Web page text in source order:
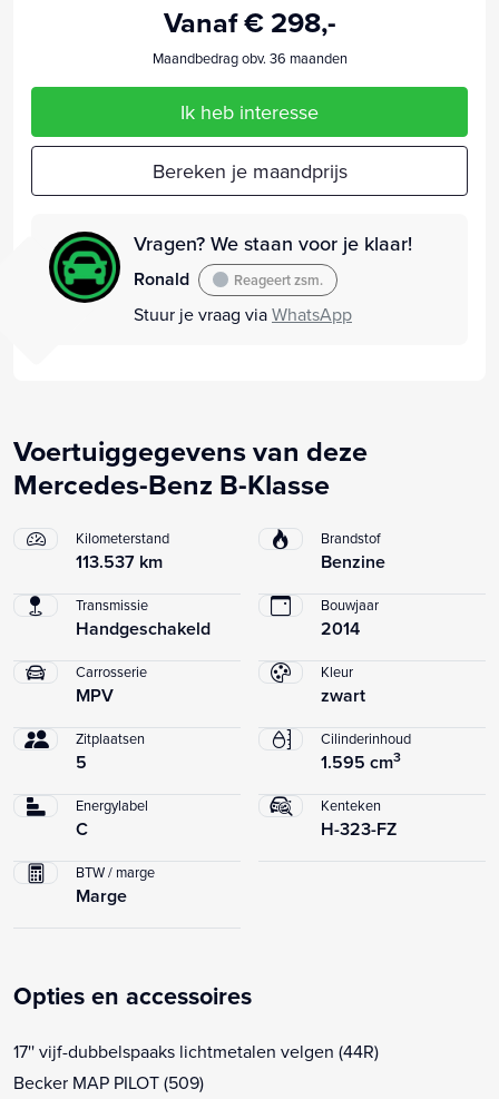
Vanaf € 298,-
Maandbedrag obv. 36 maanden
Ik heb interesse
Bereken je maandprijs
Vragen? We staan voor je klaar!
Ronald Reageert zsm.
Stuur je vraag viaWhatsApp
Voertuiggegevens van deze
Mercedes-Benz B-Klasse
Kilometerstand
113.537 km
Brandstof
Benzine
Transmissie
Handgeschakeld
Bouwjaar
2014
Carrosserie
MPV
Kleur
zwart
Zitplaatsen
5
Cilinderinhoud
1.595 cm3
Energylabel
C
Kenteken
H-323-FZ
BTW / marge
Marge
Opties en accessoires
17'' vijf-dubbelspaaks lichtmetalen velgen (44R)
Becker MAP PILOT (509)